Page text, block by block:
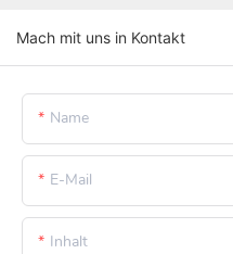
Mach mit uns in Kontakt
Name
E-Mail
Inhalt